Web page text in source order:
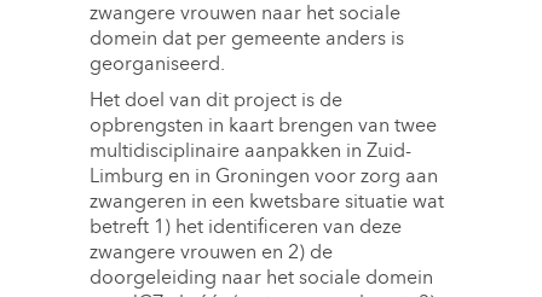
zwangere vrouwen naar het sociale
domein dat per gemeente anders is
georganiseerd.
Het doel van dit project is de
opbrengsten in kaart brengen van twee
multidisciplinaire aanpakken in Zuid-
Limburg en in Groningen voor zorg aan
zwangeren in een kwetsbare situatie wat
betreft 1) het identificeren van deze
zwangere vrouwen en 2) de
doorgeleiding naar het sociale domein